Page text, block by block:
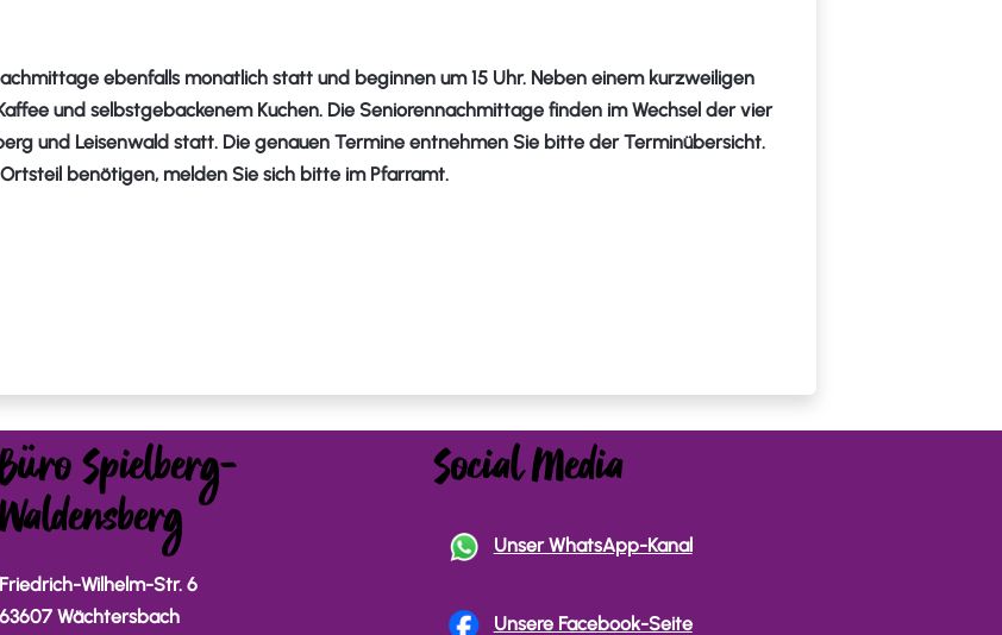
ebenfalls monatlich statt und beginnen um 15 Uhr. Neben einem kurzweiligen
und selbstgebackenem Kuchen. Die Seniorennachmittage finden im Wechsel der vier
und Leisenwald statt. Die genauen Termine entnehmen Sie bitte der Terminübersicht.
benötigen, melden Sie sich bitte im Pfarramt.
Büro Spielberg-
Waldensberg
Friedrich-Wilhelm-Str. 6
63607 Wächtersbach
Social Media
Unser WhatsApp-Kanal
Unsere Facebook-Seite